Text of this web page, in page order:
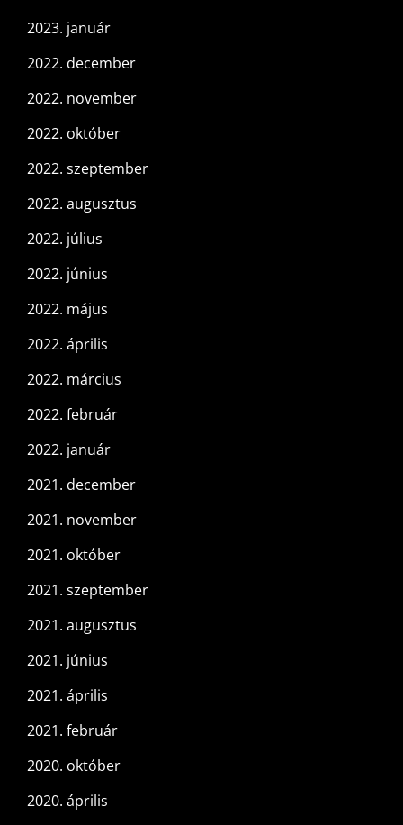
2023. január
2022. december
2022. november
2022. október
2022. szeptember
2022. augusztus
2022. július
2022. június
2022. május
2022. április
2022. március
2022. február
2022. január
2021. december
2021. november
2021. október
2021. szeptember
2021. augusztus
2021. június
2021. április
2021. február
2020. október
2020. április